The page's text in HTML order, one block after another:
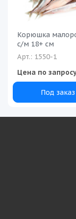
Корюшка
с/м 18+ см
Арт.: 1550-1
Цена по
Под заказ